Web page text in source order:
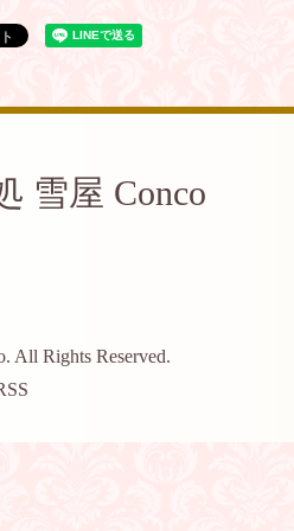
雪屋 Conco
. All Rights Reserved.